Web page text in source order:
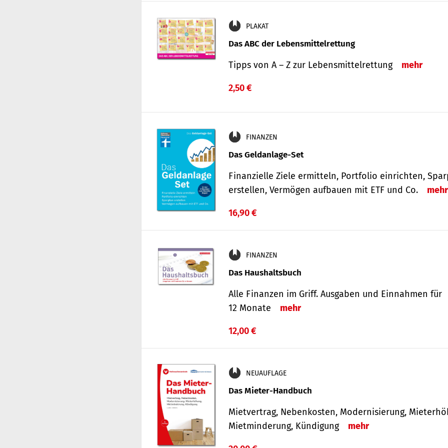
PLAKAT
Das ABC der Lebensmittelrettung
Tipps von A – Z zur Lebensmittelrettung mehr
2,50 €
FINANZEN
Das Geldanlage-Set
Finanzielle Ziele ermitteln, Portfolio einrichten,
erstellen, Vermögen aufbauen mit ETF und Co.
mehr
16,90 €
FINANZEN
Das Haushaltsbuch
Alle Finanzen im Griff. Aus­gaben und Ein­nahmen für
12 Monate
mehr
12,00 €
NEUAUFLAGE
Das Mieter-Handbuch
Mietvertrag, Nebenkosten, Modernisierung,
Mietminderung, Kündigung
mehr